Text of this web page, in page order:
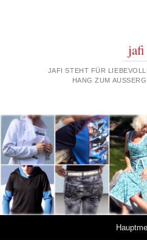
jafi
JAFI STEHT FÜR
HANG ZUM